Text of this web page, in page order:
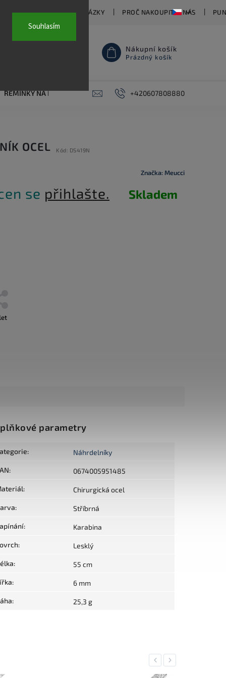
Souhlasím
ČASTO KLADENÉ OTÁZKY PROČ NAKOUPIT U NÁS
Nákupní košík
Prázdný košík
ŘEMÍNKY NA HODINKY AKCE PIERCING
+420607808880
OCEL Kód: DS419N
Značka: Meucci
se přihlašte. Skladem
parametry
: Náhrdelníky
: 0674005951485
: Chirurgická ocel
: Stříbrná
: Karabina
: Lesklý
: 55 cm
: 6 mm
: 25,3 g
Previous
Next